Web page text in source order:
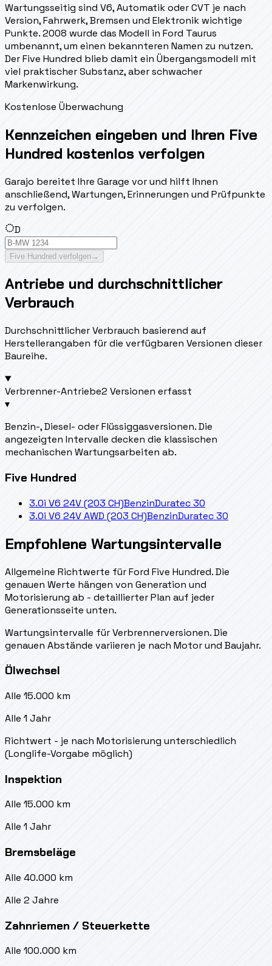
Wartungsseitig sind V6, Automatik oder CVT je nach
Version, Fahrwerk, Bremsen und Elektronik wichtige
Punkte. 2008 wurde das Modell in Ford Taurus
umbenannt, um einen bekannteren Namen zu nutzen.
Der Five Hundred blieb damit ein Übergangsmodell mit
viel praktischer Substanz, aber schwacher
Markenwirkung.
Kostenlose Überwachung
Kennzeichen eingeben und Ihren Five
Hundred kostenlos verfolgen
Garajo bereitet Ihre Garage vor und hilft Ihnen
anschließend, Wartungen, Erinnerungen und Prüfpunkte
zu verfolgen.
D
Five Hundred verfolgen →
Antriebe und durchschnittlicher
Verbrauch
Durchschnittlicher Verbrauch basierend auf
Herstellerangaben für die verfügbaren Versionen dieser
Baureihe.
Verbrenner-Antriebe2 Versionen erfasst
▾
Benzin-, Diesel- oder Flüssiggasversionen. Die
angezeigten Intervalle decken die klassischen
mechanischen Wartungsarbeiten ab.
Five Hundred
3.0i V6 24V (203 CH)BenzinDuratec 30
3.0i V6 24V AWD (203 CH)BenzinDuratec 30
Empfohlene Wartungsintervalle
Allgemeine Richtwerte für Ford Five Hundred. Die
genauen Werte hängen von Generation und
Motorisierung ab - detaillierter Plan auf jeder
Generationsseite unten.
Wartungsintervalle für Verbrennerversionen. Die
genauen Abstände variieren je nach Motor und Baujahr.
Ölwechsel
Alle 15.000 km
Alle 1 Jahr
Richtwert - je nach Motorisierung unterschiedlich
(Longlife-Vorgabe möglich)
Inspektion
Alle 15.000 km
Alle 1 Jahr
Bremsbeläge
Alle 40.000 km
Alle 2 Jahre
Zahnriemen / Steuerkette
Alle 100.000 km